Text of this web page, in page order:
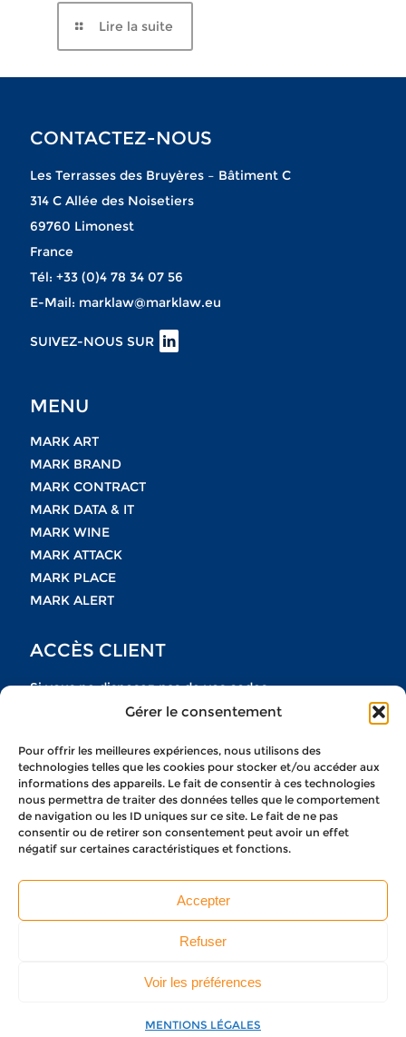
Gérer le consentement
Pour offrir les meilleures expériences, nous utilisons des
technologies telles que les cookies pour stocker et/ou accéder aux
informations des appareils. Le fait de consentir à ces technologies
nous permettra de traiter des données telles que le comportement
de navigation ou les ID uniques sur ce site. Le fait de ne pas
consentir ou de retirer son consentement peut avoir un effet
négatif sur certaines caractéristiques et fonctions.
Accepter
Refuser
Voir les préférences
MENTIONS LÉGALES
Lire la suite
CONTACTEZ-NOUS
Les Terrasses des Bruyères – Bâtiment C
314 C Allée des Noisetiers
69760 Limonest
France
Tél: +33 (0)4 78 34 07 56
E-Mail: marklaw@marklaw.eu
SUIVEZ-NOUS SUR
MENU
MARK ART
MARK BRAND
MARK CONTRACT
MARK DATA & IT
MARK WINE
MARK ATTACK
MARK PLACE
MARK ALERT
ACCÈS CLIENT
Si vous ne disposez pas de vos codes
n’hésitez pas à nous contacter
NOUS CONTACTER
POLITIQUE DE CONFIDENTIALITÉ
GESTION DES COOKIES